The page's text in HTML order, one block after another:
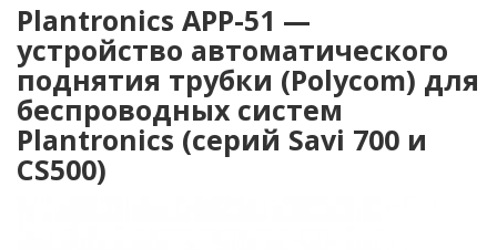
Plantronics APP-51 —
устройство автоматического
поднятия трубки (Polycom) для
беспроводных систем
Plantronics (серий Savi 700 и
CS500)